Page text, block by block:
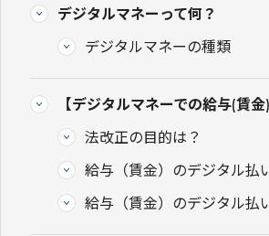
デジタルマネーって何？
デジタルマネーの種類
【デジタルマネーでの給与(賃
法改正の目的は？
給与（賃金）のデジタル払
給与（賃金）のデジタル払